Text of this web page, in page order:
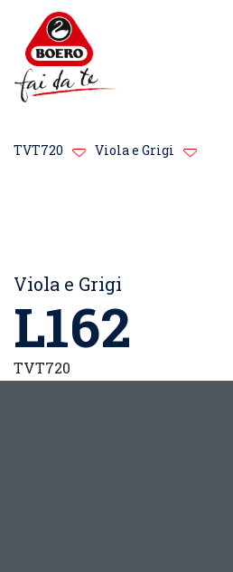
TVT720 Viola e Grigi
Viola e Grigi
L162
TVT720